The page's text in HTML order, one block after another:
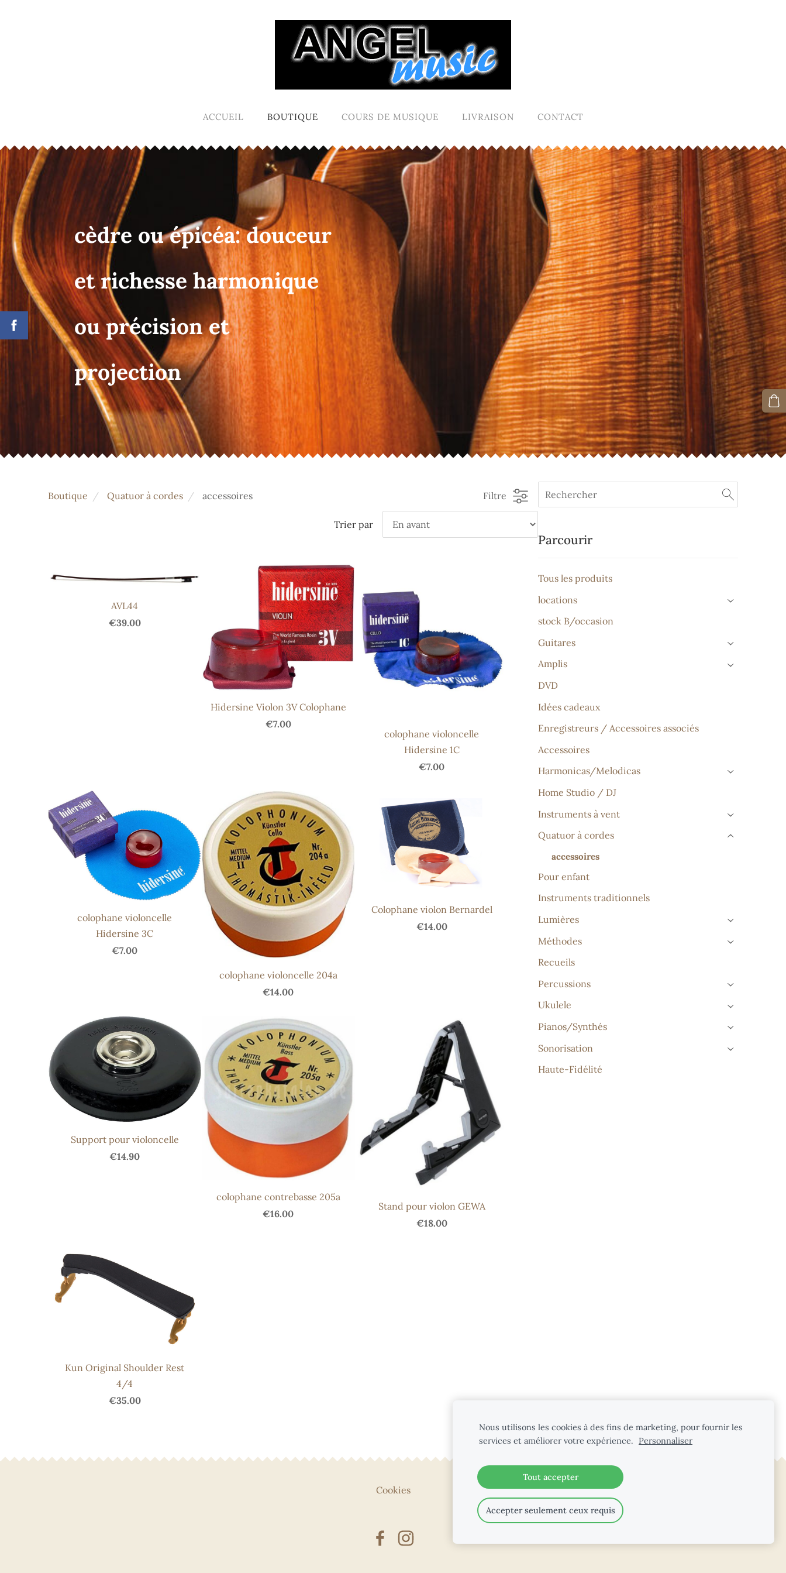
ACCUEIL BOUTIQUE COURS DE MUSIQUE LIVRAISON CONTACT
cèdre ou épicéa: douceur
et richesse harmonique
ou précision et
projection
Parcourir
Tous les produits
locations
›
stock B/occasion
Guitares
›
Amplis ›
DVD
Idées cadeaux
Enregistreurs / Accessoires associés
Accessoires
Harmonicas/Melodicas
›
Home Studio / DJ
Instruments à vent
›
Quatuor à cordes
accessoires
›
Pour enfant
Instruments traditionnels
Lumières
›
Méthodes ›
Recueils
Percussions
›
Ukulele ›
Pianos/Synthés ›
Sonorisation ›
Haute-Fidélité
Boutique Quatuor à cordes accessoires Filtre
Trier par
AVL44
€39.00
Hidersine Violon 3V Colophane
€7.00
colophane violoncelle
Hidersine 1C
€7.00
colophane violoncelle
Hidersine 3C
€7.00
colophane violoncelle 204a
€14.00
Colophane violon Bernardel
€14.00
Support pour violoncelle
€14.90
colophane contrebasse 205a
€16.00
Stand pour violon GEWA
€18.00
Kun Original Shoulder Rest
4/4
€35.00
Cookies
Nous utilisons les cookies à des fins de marketing, pour fournir les
services et améliorer votre expérience.
Personnaliser
Tout accepter
Accepter seulement ceux requis